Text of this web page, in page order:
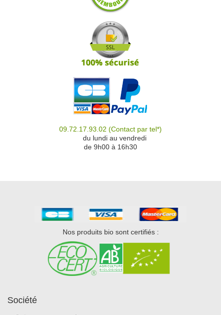
09.72.17.93.02 (Contact par tel*)
du lundi au vendredi
de 9h00 à 16h30
Nos produits bio sont certifiés :
Société